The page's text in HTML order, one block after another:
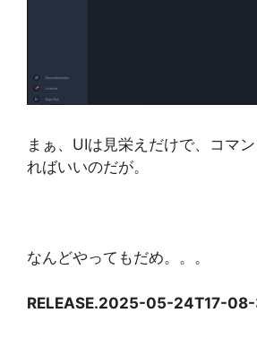
まぁ、UIは見栄えだけで、コマ
ればいいのだが。
なんどやってもだめ。。。
RELEASE.2025-05-24T17-